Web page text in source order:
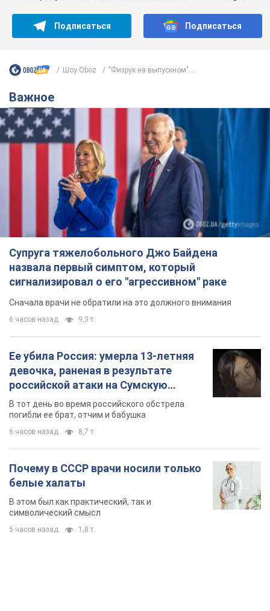
Подписаться Подписаться
Шоу Oboz "Физрук на выпускном"....
Важное
Супруга тяжелобольного Джо Байдена
назвала первый симптом, который
сигнализировал о его "агрессивном" раке
Сначала врачи не обратили на это должного внимания
6 часов назад 9,3 т.
Ее убила Россия: умерла 13-летняя
девочка, раненая в результате
российской атаки на Сумскую
область. Фото
В тот день во время российского обстрела
погибли ее брат, отчим и бабушка
6 часов назад 8,7 т.
Почему в СССР врачи носили только
белые халаты
В этом был как практический, так и
символический смысл
5 часов назад 1,8 т.